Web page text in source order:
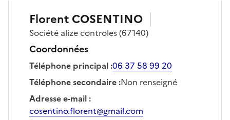
Florent COSENTINO
Société alize controles(67140)
Coordonnées
Téléphone principal:06 37 58 99 20
Téléphone secondaire:Non renseigné
Adresse e-mail:
cosentino.florent@gmail.com